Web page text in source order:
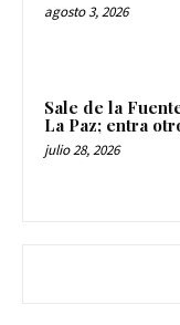
agosto 3, 2026
Sale de la
La Paz; entra
julio 28, 2026